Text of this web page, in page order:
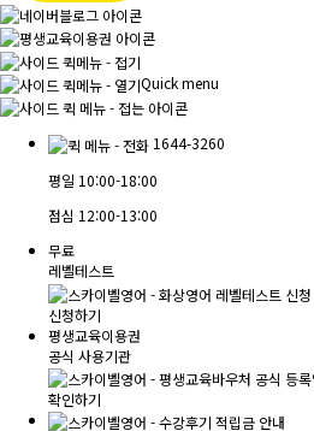
Quick menu
1644-3260
평일 10:00-18:00
점심 12:00-13:00
무료
레벨테스트
신청하기
평생교육이용권
공식 사용기관
확인하기